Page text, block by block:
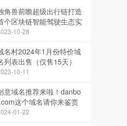
角兽前瞻超级出行链打造
个区块链智能驾驶生态实
智能出行
10-28
名村2024年1月份特价域
列表出售（仅售15天）
10-11
意域名推荐来啦！danbo
这个域名请你来鉴赏
评 01-22